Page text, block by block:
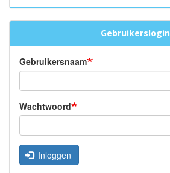
Gebruikerslogin
Gebruikersnaam
Wachtwoord
Inloggen